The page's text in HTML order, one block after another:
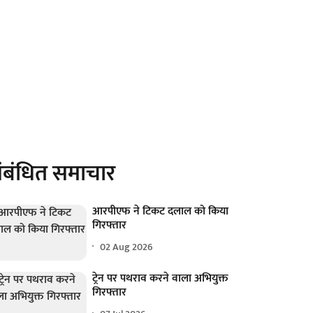
समाचार
आरपीएफ ने टिकट दलाल को किया
गिरफ्तार
02 Aug 2026
ट्रेन पर पथराव करने वाला अभियुक्त
गिरफ्तार